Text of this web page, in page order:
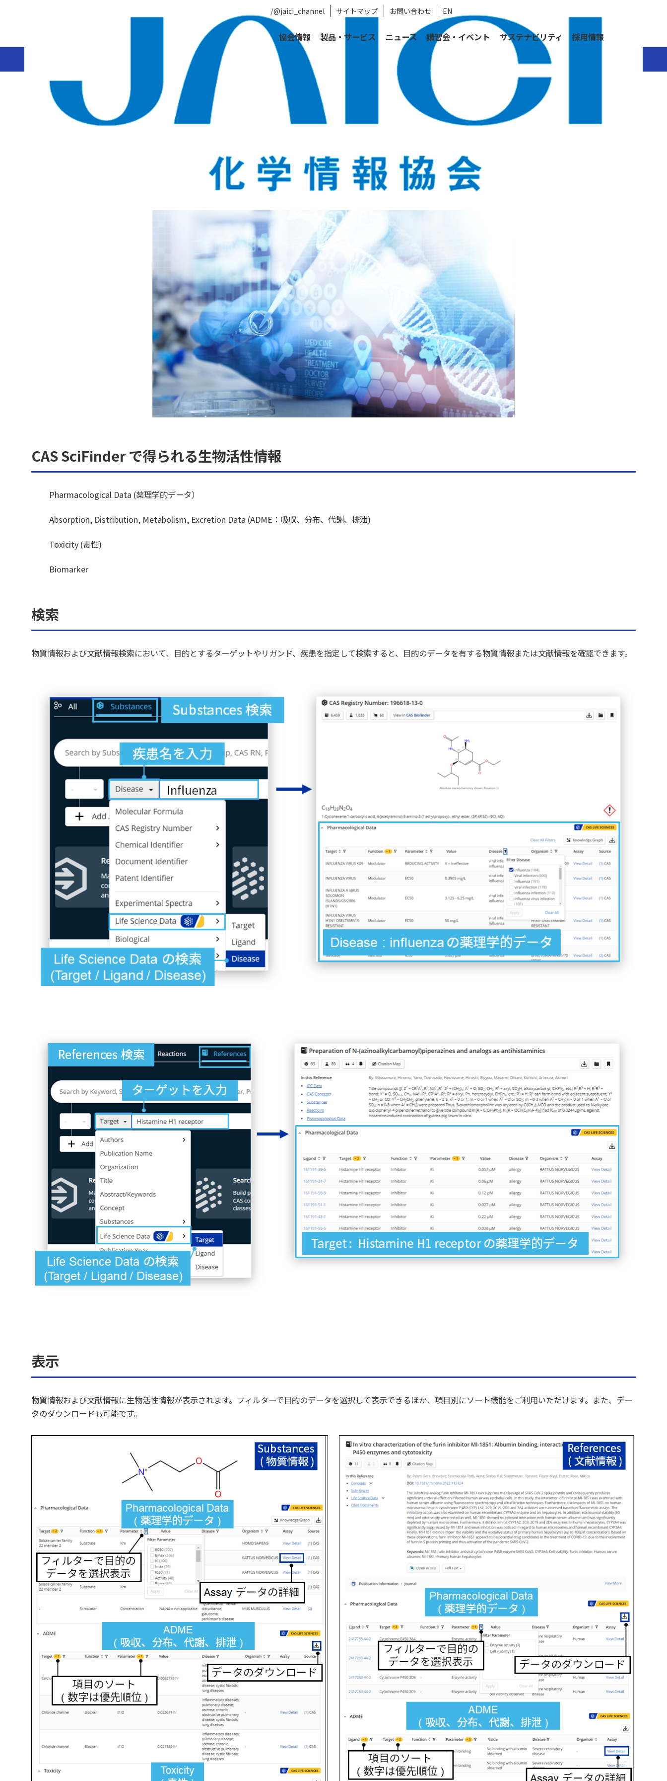
協会情報 製品・サービス ニュース 講習会・イベント サステナビリティ 採用情報
/@jaici_channel サイトマップ お問い合わせ EN
CAS SciFinder Discovery Platform™（科学・生命科学情報ソリューション) CAS SciFinder® ー 化学情報を検索・分析できるプラットフォーム Bioactivity Data
Bioactivity Data
医薬品開発における膨大な情報収集は、時間と労力を要する大きな課題です。CAS SciFinder はこの課題を解決するために、従来の化学物質情報に加え、生理活性データ
を統合した CAS Bioactivity Data を追加しました。研究者は、CAS SciFinder を通じて従来の物質や文献情報とともに生物活性データを入手することで、物質が生物学的
CAS SciFinder で得られる生物活性情報
Pharmacological Data (薬理学的データ）
Absorption, Distribution, Metabolism, Excretion Data (ADME：吸収、分布、代謝、排泄)
Toxicity (毒性)
Biomarker
検索
物質情報および文献情報検索において、目的とするターゲットやリガンド、疾患を指定して検索すると、目的のデータを有する物質情報または文献情報を確認できます。
表示
物質情報および文献情報に生物活性情報が表示されます。フィルターで目的のデータを選択して表示できるほか、項目別にソート機能をご利用いただけます。また、デー
タのダウンロードも可能です。